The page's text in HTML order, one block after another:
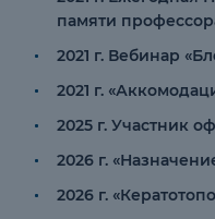
памяти
2021 г. Вебинар
2021 г.
2025 г. Участник
2026 г.
2026 г.